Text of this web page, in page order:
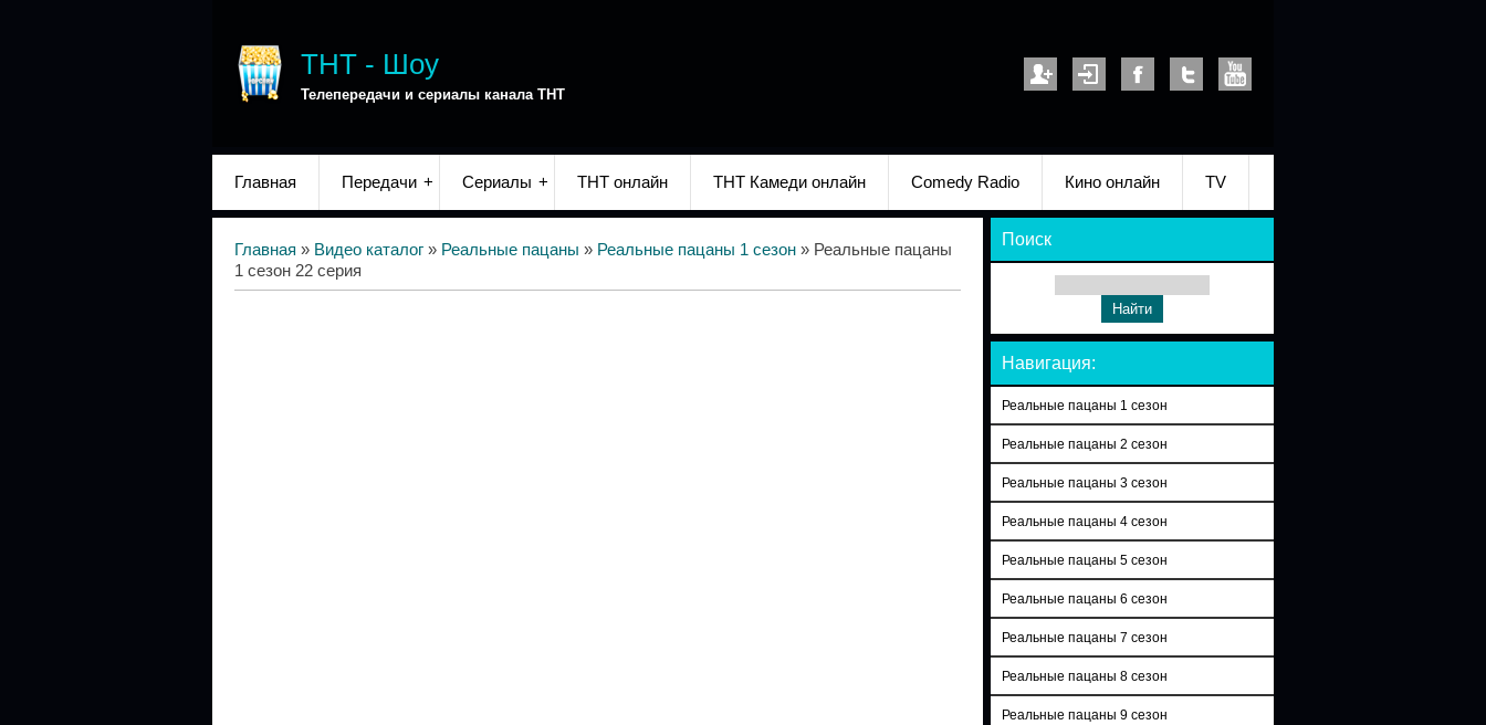
ТНТ - Шоу
Телепередачи и сериалы канала ТНТ
Главная Передачи Сериалы ТНТ онлайн ТНТ Камеди онлайн Comedy Radio Кино онлайн TV
Главная » Видео каталог » Реальные пацаны » Реальные пацаны 1 сезон » Реальные пацаны
1 сезон 22 серия
Поиск
Навигация:
Реальные пацаны 1 сезон
Реальные пацаны 2 сезон
Реальные пацаны 3 сезон
Реальные пацаны 4 сезон
Реальные пацаны 5 сезон
Реальные пацаны 6 сезон
Реальные пацаны 7 сезон
Реальные пацаны 8 сезон
Реальные пацаны 9 сезон